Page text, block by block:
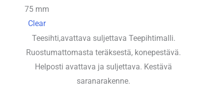
75 mm
Clear
Teesihti,avattava suljettava Teepihtimalli.
Ruostumattomasta teräksestä, konepestävä.
Helposti avattava ja suljettava. Kestävä
saranarakenne.